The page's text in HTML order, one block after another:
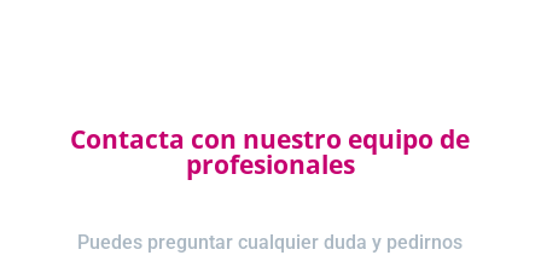
Contacta con nuestro equipo de
profesionales
Puedes preguntar cualquier duda y pedirnos